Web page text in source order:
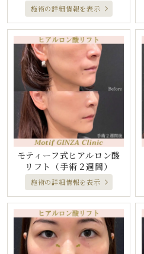
施術の詳細情報を表示
モティーフ式ヒアルロン酸
リフト
（手術２週間）
施術の詳細情報を表示